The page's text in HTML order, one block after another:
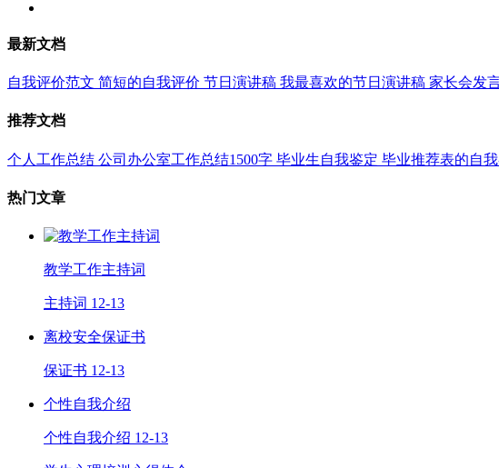
最新文档
自我评价范文 简短的自我评价 节日演讲稿 我最喜欢的节日演讲稿 家长会发
推荐文档
个人工作总结 公司办公室工作总结1500字 毕业生自我鉴定 毕业推荐表的自
热门文章
教学工作主持词
主持词 12-13
离校安全保证书
保证书 12-13
个性自我介绍
个性自我介绍 12-13